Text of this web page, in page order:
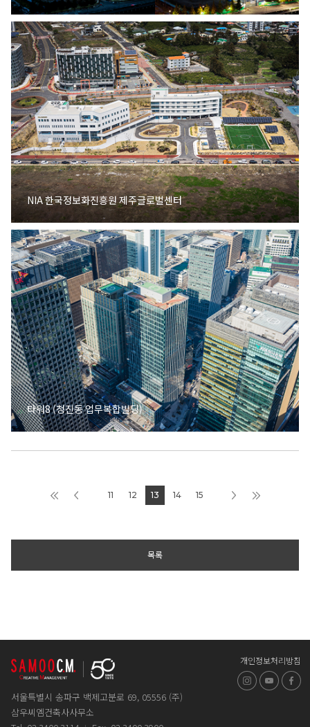
NIA 한국정보화진흥원 제주글로벌센터
타워8 (청진동 업무복합빌딩)
11 12 13 14 15
목록
서울특별시 송파구 백제고분로 69, 05556 (주)
삼우씨엠건축사사무소
개인정보처리방침
인스타그램
유튜브페